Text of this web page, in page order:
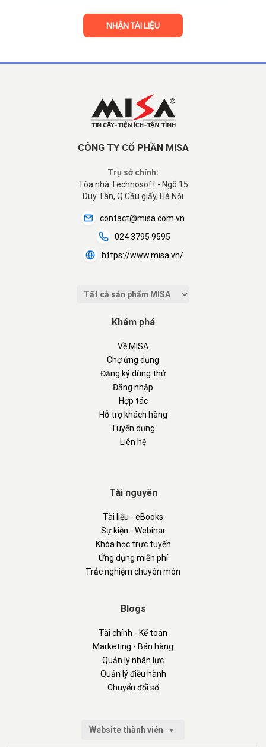
CÔNG TY CỔ PHẦN MISA
Trụ sở chính:
Tòa nhà Technosoft - Ngõ 15
Duy Tân, Q.Cầu giấy, Hà Nội
contact@misa.com.vn
024 3795 9595
https://www.misa.vn/
Khám phá
Về MISA
Chợ ứng dụng
Đăng ký dùng thử
Đăng nhập
Hợp tác
Hỗ trợ khách hàng
Tuyển dụng
Liên hệ
Tài nguyên
Tài liệu - eBooks
Sự kiện - Webinar
Khóa học trực tuyến
Ứng dụng miễn phí
Trắc nghiệm chuyên môn
Blogs
Tài chính - Kế toán
Marketing - Bán hàng
Quản lý nhân lực
Quản lý điều hành
Chuyển đổi số
Website thành viên